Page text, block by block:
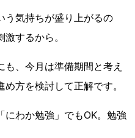
う気持ちが盛り上がるの
するから。
、今月は準備期間と考え
方を検討して正解です。
わか勉強」でもOK。勉強